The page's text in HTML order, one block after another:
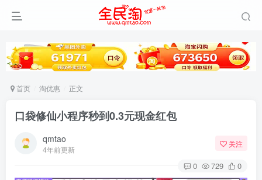
首页 淘优惠 正文
口袋修仙小程序秒到0.3元现金红包
qmtao
4年前更新
关注
0 729 0